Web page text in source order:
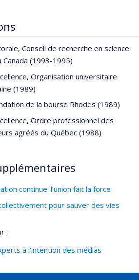
(2005). « Les pratiques
mémoire de maîtrise en ressources
Montréal, 230 p.
(2013). « Analyse de
organisation de santé
de maîtrise en gestion des
de la santé, Université
Conseil de recherche en science
Canada (1993-1995)
Organisation universitaire
(1989)
de la bourse Rhodes (1989)
Ordre professionnel des
agréés du Québec (1988)
continue: l’union fait la force
pour sauver des vies
:
à l’intention des médias